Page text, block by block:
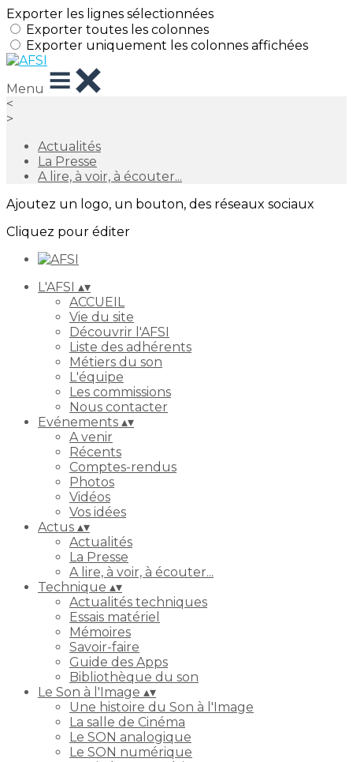
Exporter les lignes sélectionnées
Exporter toutes les colonnes
Exporter uniquement les colonnes affichées
Menu
<
>
Actualités
La Presse
A lire, à voir, à écouter...
Ajoutez un logo, un bouton, des réseaux sociaux
Cliquez pour éditer
L'AFSI ▴▾
ACCUEIL
Vie du site
Découvrir l'AFSI
Liste des adhérents
Métiers du son
L'équipe
Les commissions
Nous contacter
Evénements ▴▾
A venir
Récents
Comptes-rendus
Photos
Vidéos
Vos idées
Actus ▴▾
Actualités
La Presse
A lire, à voir, à écouter...
Technique ▴▾
Actualités techniques
Essais matériel
Mémoires
Savoir-faire
Guide des Apps
Bibliothèque du son
Le Son à l'Image ▴▾
Une histoire du Son à l'Image
La salle de Cinéma
Le SON analogique
Le SON numérique